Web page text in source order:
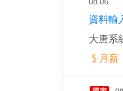
資料輸
大唐系
月